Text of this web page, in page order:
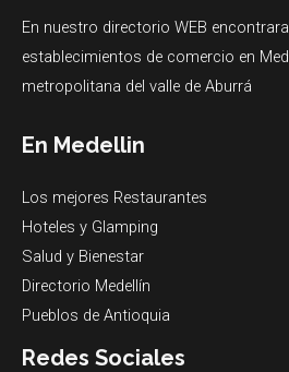
En nuestro directorio WEB
establecimientos de comercio en
metropolitana del valle de Aburrá
En Medellin
Los mejores Restaurantes
Hoteles y Glamping
Salud y Bienestar
Directorio Medellín
Pueblos de Antioquia
Redes Sociales